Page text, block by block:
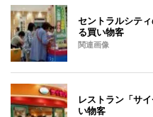
セントラルシテ
る買い物客
関連画像
レストラン「サ
い物客